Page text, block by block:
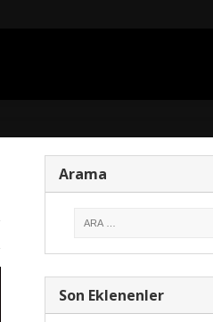
Arama
Son Eklenenler